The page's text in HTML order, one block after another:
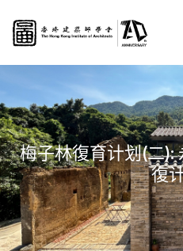
梅子林復育计划(二):
復